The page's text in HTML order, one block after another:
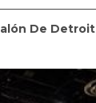
De Detroit